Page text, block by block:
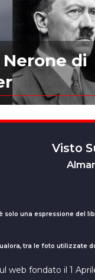
di
Visto
solo una espressione del
tra le foto utilizzate
web fondato il 1